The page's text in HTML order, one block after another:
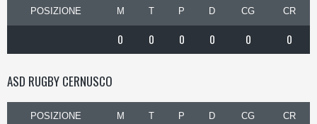
POSIZIONE M T P D CG CR
0 0 0 0 0 0
ASD RUGBY CERNUSCO
POSIZIONE M T P D CG CR